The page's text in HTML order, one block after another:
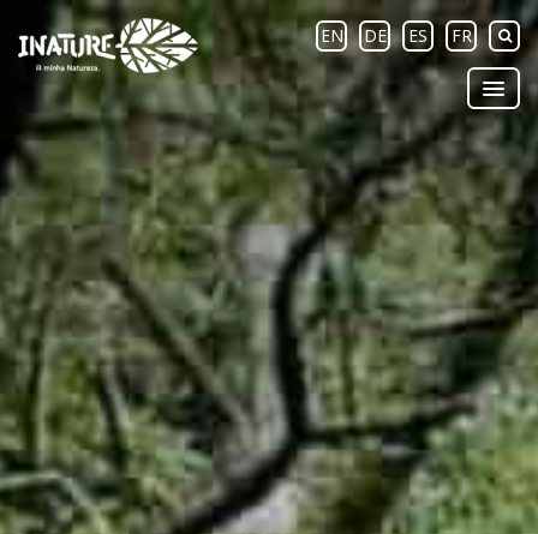
EN DE ES FR